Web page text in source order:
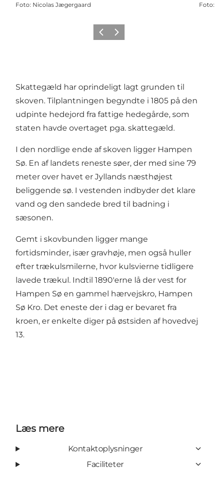
Foto: Nicolas Jægergaard Foto:
ForrigeNæste
Skattegæld har oprindeligt lagt grunden til
skoven. Tilplantningen begyndte i 1805 på den
udpinte hedejord fra fattige hedegårde, som
staten havde overtaget pga. skattegæld.
I den nordlige ende af skoven ligger Hampen
Sø. En af landets reneste søer, der med sine 79
meter over havet er Jyllands næsthøjest
beliggende sø. I vestenden indbyder det klare
vand og den sandede bred til badning i
sæsonen.
Gemt i skovbunden ligger mange
fortidsminder, især gravhøje, men også huller
efter trækulsmilerne, hvor kulsvierne tidligere
lavede trækul. Indtil 1890'erne lå der vest for
Hampen Sø en gammel hærvejskro, Hampen
Sø Kro. Det eneste der i dag er bevaret fra
kroen, er enkelte diger på østsiden af hovedvej
13.
Læs mere
Kontaktoplysninger
Faciliteter